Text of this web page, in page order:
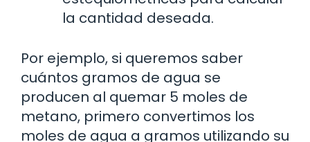
la cantidad deseada.
Por ejemplo, si queremos saber
cuántos gramos de agua se
producen al quemar 5 moles de
metano, primero convertimos los
moles de agua a gramos utilizando su